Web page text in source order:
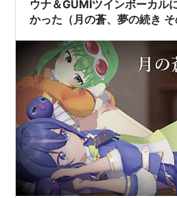
ウナ＆GUMIツインボーカル
かった（月の蒼、夢の続き そ